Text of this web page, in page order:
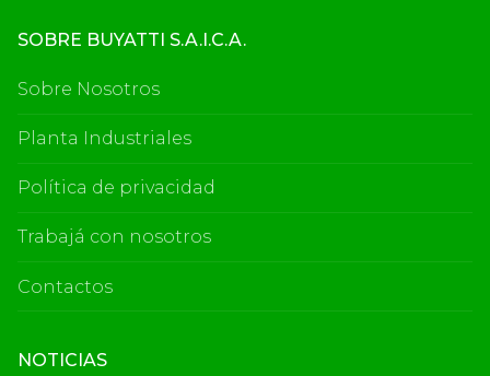
SOBRE BUYATTI S.A.I.C.A.
Sobre Nosotros
Planta Industriales
Política de privacidad
Trabajá con nosotros
Contactos
NOTICIAS